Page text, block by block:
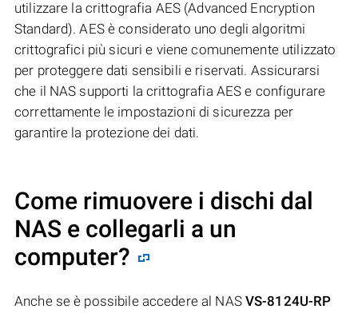
utilizzare la crittografia AES (Advanced Encryption
Standard). AES è considerato uno degli algoritmi
crittografici più sicuri e viene comunemente utilizzato
per proteggere dati sensibili e riservati. Assicurarsi
che il NAS supporti la crittografia AES e configurare
correttamente le impostazioni di sicurezza per
garantire la protezione dei dati.
Come rimuovere i dischi dal
NAS e collegarli a un
computer?
Anche se è possibile accedere al NAS VS-8124U-RP